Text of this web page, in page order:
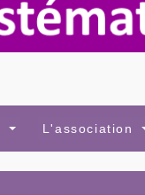
L'association